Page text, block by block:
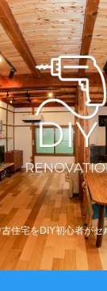
住宅をDIY初心者がセ